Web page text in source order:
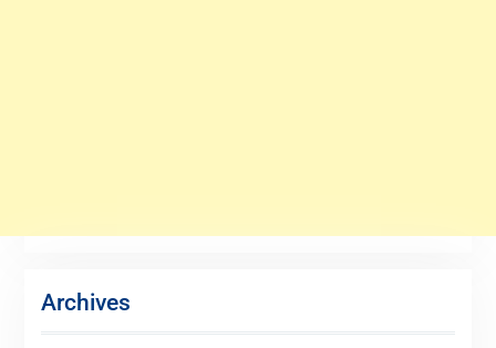
Archives